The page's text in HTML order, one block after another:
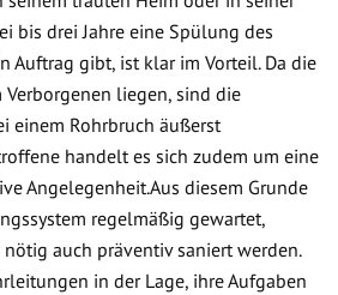
bis drei Jahre eine Spülung des
Auftrag gibt, ist klar im Vorteil. Da die
liegen, sind die
einem Rohrbruch äußerst
handelt es sich zudem um eine
Angelegenheit.Aus diesem Grunde
regelmäßig gewartet,
auch präventiv saniert werden.
in der Lage, ihre Aufgaben